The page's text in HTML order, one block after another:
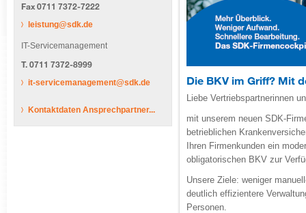
Fax 0711 7372-7222
leistung@sdk.de
IT-Servicemanagement
T. 0711 7372-8999
it-servicemanagement@sdk.de
Kontaktdaten Ansprechpartner...
Die BKV im Griff? Mit
Liebe Vertriebspartnerinnen
mit unserem neuen SDK-
betrieblichen
Ihren Firmenkunden ein
obligatorischen BKV zur
Unsere Ziele: weniger
deutlich effizientere
Personen.